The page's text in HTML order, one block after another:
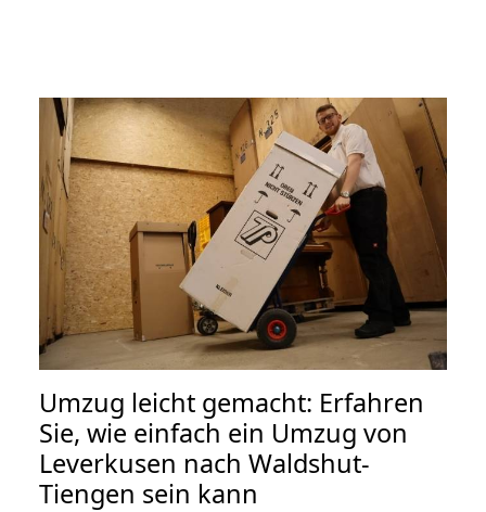
Umzug leicht gemacht: Erfahren
Sie, wie einfach ein Umzug von
Leverkusen nach Waldshut-
Tiengen sein kann